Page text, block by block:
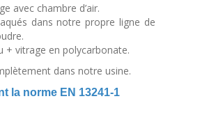
avec chambre d’air.
dans notre propre ligne de
+ vitrage en polycarbonate.
dans notre usine.
la norme EN 13241-1